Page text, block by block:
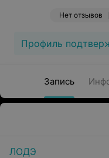
Нет отзывов
Профиль
Запись
ЛОДЭ